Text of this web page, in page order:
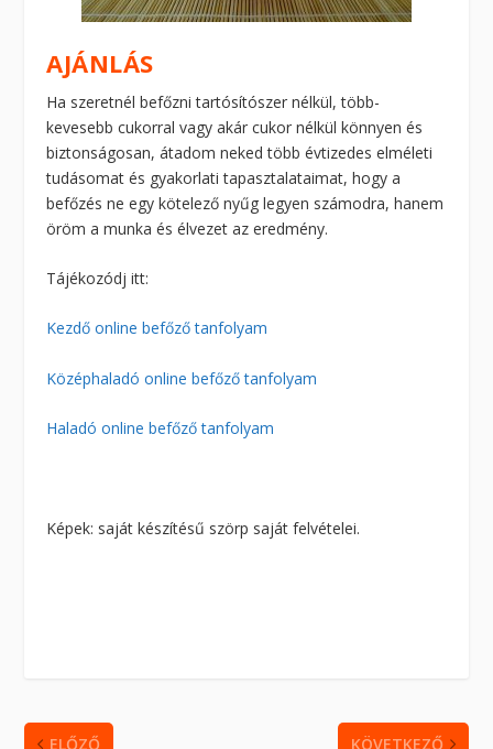
AJÁNLÁS
Ha szeretnél befőzni tartósítószer nélkül, több-
kevesebb cukorral vagy akár cukor nélkül könnyen és
biztonságosan, átadom neked több évtizedes elméleti
tudásomat és gyakorlati tapasztalataimat, hogy a
befőzés ne egy kötelező nyűg legyen számodra, hanem
öröm a munka és élvezet az eredmény.
Tájékozódj itt:
Kezdő online befőző tanfolyam
Középhaladó online befőző tanfolyam
Haladó online befőző tanfolyam
Képek: saját készítésű szörp saját felvételei.
ELŐZŐ KÖVETKEZŐ